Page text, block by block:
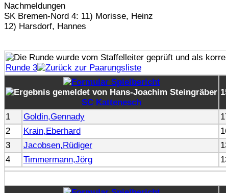
Nachmeldungen
SK Bremen-Nord 4: 11) Morisse, Heinz
12) Harsdorf, Hannes
Runde 3
SC Kattenesch
1 Goldin,Gennady
2
Krain,Eberhard
3
Jacobsen,Rüdiger
4
Timmermann,Jörg